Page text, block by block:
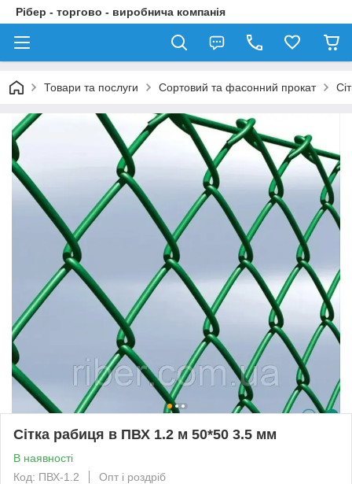
Рібер - торгово - виробнича компанія
Товари та послуги Сортовий та фасонний прокат
Сітка рабиця в ПВХ 1.2 м 50*50 3.5 мм
В наявності
Код: ПВХ-1.2
Опт і роздріб